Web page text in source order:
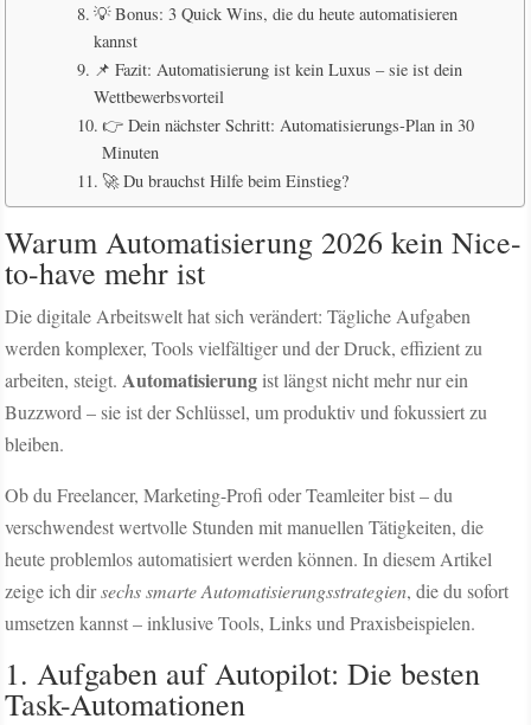
💡 Bonus: 3 Quick Wins, die du heute automatisieren
kannst
📌 Fazit: Automatisierung ist kein Luxus – sie ist dein
Wettbewerbsvorteil
👉 Dein nächster Schritt: Automatisierungs-Plan in 30
Minuten
🚀 Du brauchst Hilfe beim Einstieg?
Warum Automatisierung 2026 kein Nice-
to-have mehr ist
Die digitale Arbeitswelt hat sich verändert: Tägliche Aufgaben
werden komplexer, Tools vielfältiger und der Druck, effizient zu
arbeiten, steigt. Automatisierung ist längst nicht mehr nur ein
Buzzword – sie ist der Schlüssel, um produktiv und fokussiert zu
bleiben.
Ob du Freelancer, Marketing-Profi oder Teamleiter bist – du
verschwendest wertvolle Stunden mit manuellen Tätigkeiten, die
heute problemlos automatisiert werden können. In diesem Artikel
zeige ich dirsechs smarte Automatisierungsstrategien, die du sofort
umsetzen kannst – inklusive Tools, Links und Praxisbeispielen.
1. Aufgaben auf Autopilot: Die besten
Task-Automationen